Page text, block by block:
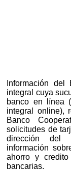
Información
integral cuya
banco en línea
integral online),
Banco
solicitudes de
dirección del
información
ahorro y
bancarias.